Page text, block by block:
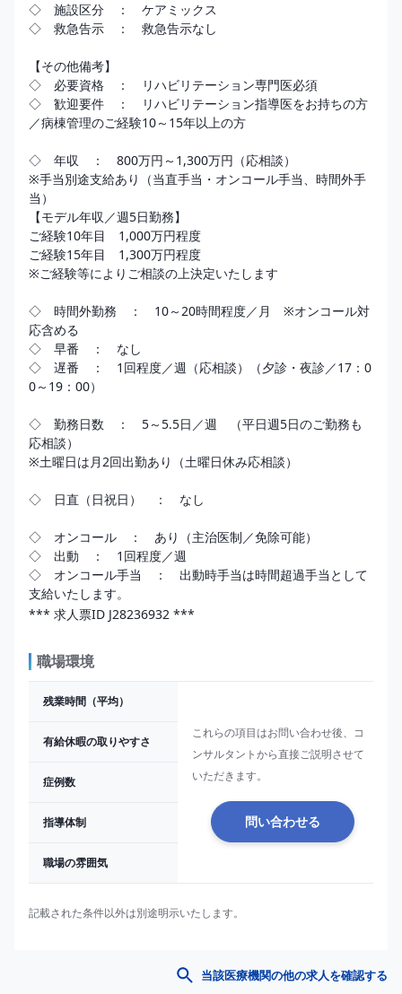
◇　施設区分　：　ケアミックス
◇　救急告示　：　救急告示なし
【その他備考】
◇　必要資格　：　リハビリテーション専門医必須
◇　歓迎要件　：　リハビリテーション指導医をお持ちの方
／病棟管理のご経験10～15年以上の方
◇　年収　：　800万円～1,300万円（応相談）
※手当別途支給あり（当直手当・オンコール手当、時間外手
当）
【モデル年収／週5日勤務】
ご経験10年目　1,000万円程度
ご経験15年目　1,300万円程度
※ご経験等によりご相談の上決定いたします
◇　時間外勤務　：　10～20時間程度／月　※オンコール対
応含める
◇　早番　：　なし
◇　遅番　：　1回程度／週（応相談）（夕診・夜診／17：0
0～19：00）
◇　勤務日数　：　5～5.5日／週　（平日週5日のご勤務も
応相談）
※土曜日は月2回出勤あり（土曜日休み応相談）
◇　日直（日祝日）　：　なし
◇　オンコール　：　あり（主治医制／免除可能）
◇　出動　：　1回程度／週
◇　オンコール手当　：　出動時手当は時間超過手当として
*** 求人票ID J28236932 ***
職場環境
残業時間（平均）
有給休暇の取りやすさ
症例数
指導体制
職場の雰囲気
これらの項目はお問い合わせ後、コ
ンサルタントから直接ご説明させて
いただきます。
問い合わせる
記載された条件以外は別途明示いたします。
当該医療機関の他の求人を確認する